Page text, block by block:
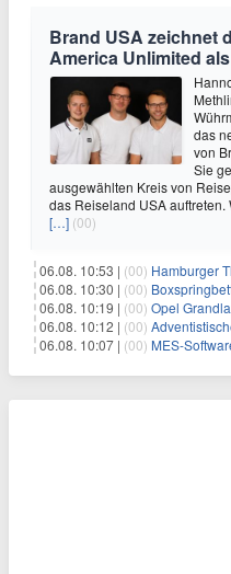
Brand USA zeichnet
America Unlimited
das
von
Sie
ausgewählten Kreis von
das Reiseland USA
[…] (00)
06.08. 10:53 | (00) Hamburger
06.08. 10:30 | (00) Boxspringbett
06.08. 10:19 | (00) Opel Grandland
06.08. 10:12 | (00) Adventistische
06.08. 10:07 | (00) MES-Software live in der